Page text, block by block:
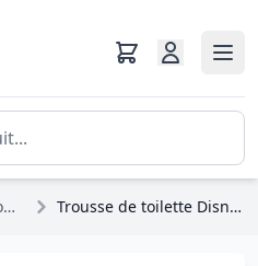
Accessoires Mode Trousse de toilette Disney